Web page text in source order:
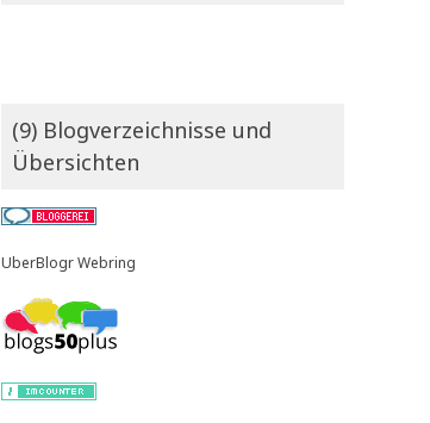
(9) Blogverzeichnisse und
Übersichten
UberBlogr Webring